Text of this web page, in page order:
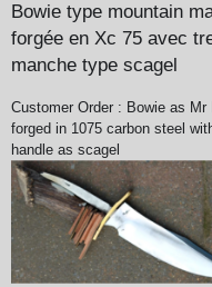
Bowie type mountain
forgée en Xc 75 avec
manche type scagel
Customer Order : Bowie as
forged in 1075 carbon steel
handle as scagel